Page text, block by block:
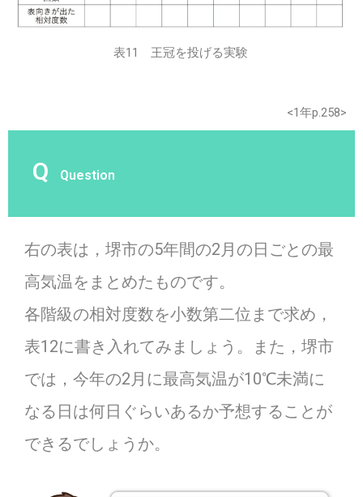
表11 王冠を投げる実験
<1年p.258>
Q Question
右の表は，堺市の5年間の2月の日ごとの最
高気温をまとめたものです。
各階級の相対度数を小数第二位まで求め，
表12に書き入れてみましょう。また，堺市
では，今年の2月に最高気温が10℃未満に
なる日は何日ぐらいあるか予想することが
できるでしょうか。